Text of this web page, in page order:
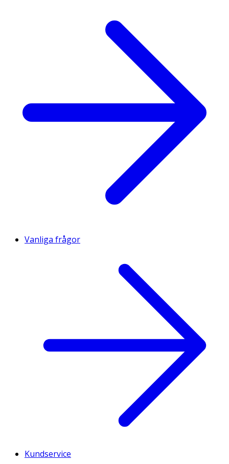
Vanliga frågor
Kundservice